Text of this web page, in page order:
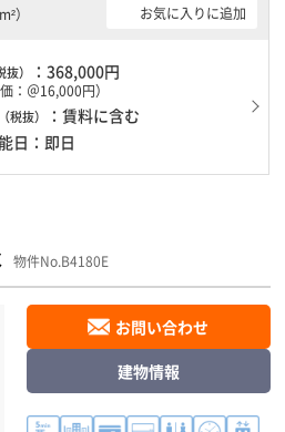
） お気に入りに追加
抜） ：368,000円
：＠16,000円）
（税抜）
：賃料に含む
日：即日
物件No.B4180E
お問い合わせ
建物情報